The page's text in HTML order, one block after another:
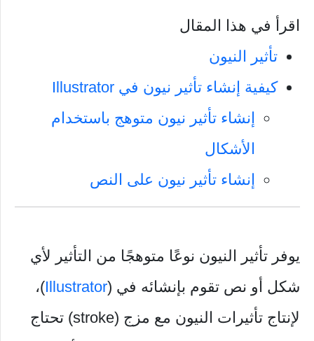
اقرأ في هذا المقال
تأثير النيون
كيفية إنشاء تأثير نيون في Illustrator
إنشاء تأثير نيون متوهج باستخدام
الأشكال
إنشاء تأثير نيون على النص
يوفر تأثير النيون نوعًا متوهجًا من التأثير لأي
شكل أو نص تقوم بإنشائه في (Illustrator)،
لإنتاج تأثيرات النيون مع مزج (stroke) تحتاج